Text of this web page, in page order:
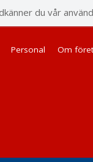
du vår
Personal Om